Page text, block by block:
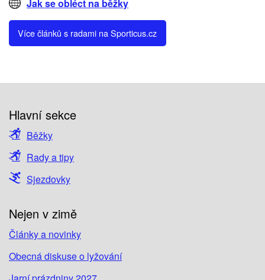
Jak se obléct na běžky
Více článků s radami na Sporticus.cz
Hlavní sekce
Běžky
Rady a tipy
Sjezdovky
Nejen v zimě
Články a novinky
Obecná diskuse o lyžování